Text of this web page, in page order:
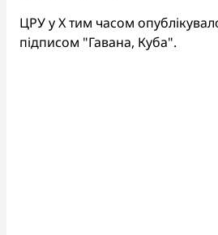
ЦРУ у X тим часом
підписом "Гавана, Куба".